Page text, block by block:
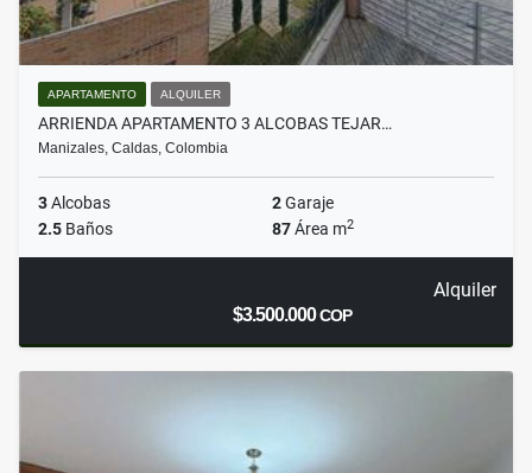
APARTAMENTO ALQUILER
ARRIENDA APARTAMENTO 3 ALCOBAS TEJAR…
Manizales, Caldas, Colombia
3Alcobas 2Garaje
2.5 Baños 87Área m2
Alquiler
$3.500.000COP